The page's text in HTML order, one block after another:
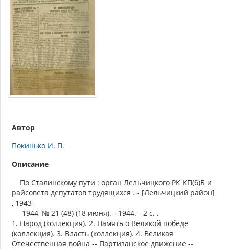
Автор
Покинько И. П.
Описание
По Сталинскому пути : орган Лельчицкого РК КП(б)Б и
райсовета депутатов трудящихся . - [Лельчицкий район]
, 1943-
1944, № 21 (48) (18 июня). - 1944. - 2 c. .
1. Народ (коллекция). 2. Память о Великой победе
(коллекция). 3. Власть (коллекция). 4. Великая
Отечественная война -- Партизанское движение --